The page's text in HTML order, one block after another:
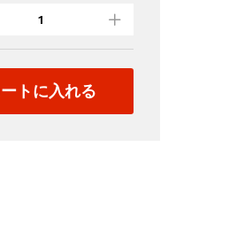
トに入れる